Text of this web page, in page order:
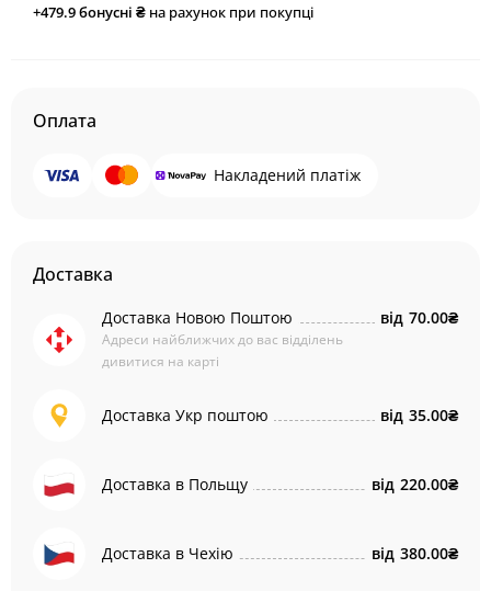
+479.9бонусні ₴ на рахунок при покупці
Оплата
Накладений платіж
Доставка
Доставка Новою Поштою
Адреси найближчих до вас відділень
дивитися на карті
від 70.00₴
Доставка Укр поштою від 35.00₴
Доставка в Польщу від 220.00₴
Доставка в Чехію від 380.00₴